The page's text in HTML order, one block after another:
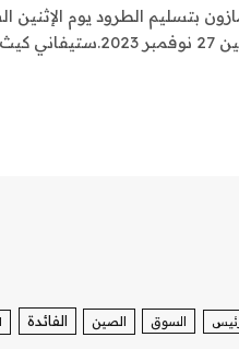
بتسليم الطرود يوم الإثنين
|…
السوق الصين الفائدة